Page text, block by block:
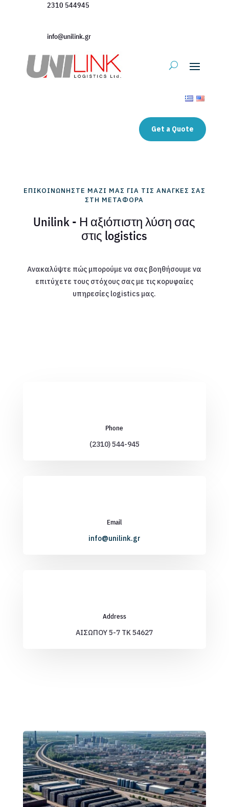
2310 544945
info@unilink.gr
Get a Quote
ΕΠΙΚΟΙΝΩΝΉΣΤΕ ΜΑΖΊ ΜΑΣ ΓΙΑ ΤΙΣ ΑΝΆΓΚΕΣ ΣΑΣ
ΣΤΗ ΜΕΤΑΦΟΡΆ
Unilink - Η αξιόπιστη λύση σας
στις logistics
Ανακαλύψτε πώς μπορούμε να σας βοηθήσουμε να
επιτύχετε τους στόχους σας με τις κορυφαίες
υπηρεσίες logistics μας.
Phone
(2310) 544-945
Email
info@unilink.gr
Address
ΑΙΣΩΠΟΥ 5-7 ΤΚ 54627